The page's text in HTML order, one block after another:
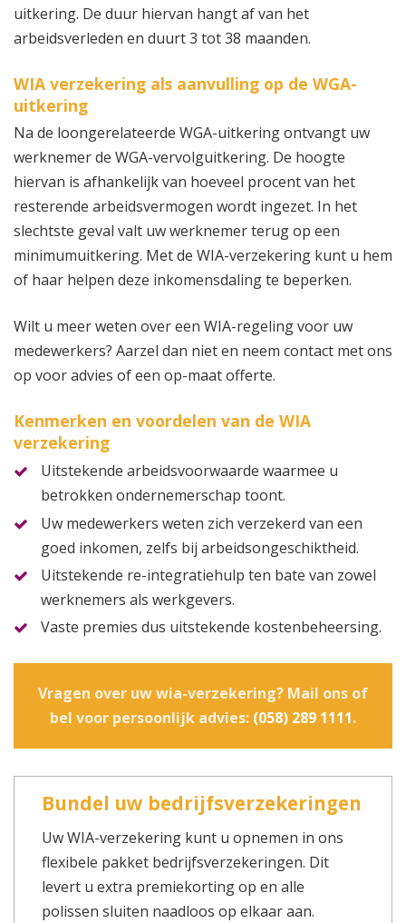
uitkering. De duur hiervan hangt af van het
arbeidsverleden en duurt 3 tot 38 maanden.
WIA verzekering als aanvulling op de WGA-
uitkering
Na de loongerelateerde WGA-uitkering ontvangt uw
werknemer de WGA-vervolguitkering. De hoogte
hiervan is afhankelijk van hoeveel procent van het
resterende arbeidsvermogen wordt ingezet. In het
slechtste geval valt uw werknemer terug op een
minimumuitkering. Met de WIA-verzekering kunt u hem
of haar helpen deze inkomensdaling te beperken.
Wilt u meer weten over een WIA-regeling voor uw
medewerkers? Aarzel dan niet en neem contact met ons
op voor advies of een op-maat offerte.
Kenmerken en voordelen van de WIA
verzekering
Uitstekende arbeidsvoorwaarde waarmee u
betrokken ondernemerschap toont.
Uw medewerkers weten zich verzekerd van een
goed inkomen, zelfs bij arbeidsongeschiktheid.
Uitstekende re-integratiehulp ten bate van zowel
werknemers als werkgevers.
Vaste premies dus uitstekende kostenbeheersing.
Vragen over uw wia-verzekering? Mail ons of
bel voor persoonlijk advies: (058) 289 1111.
Bundel uw bedrijfsverzekeringen
Uw WIA-verzekering kunt u opnemen in ons
flexibele pakket bedrijfsverzekeringen. Dit
levert u extra premiekorting op en alle
polissen sluiten naadloos op elkaar aan.